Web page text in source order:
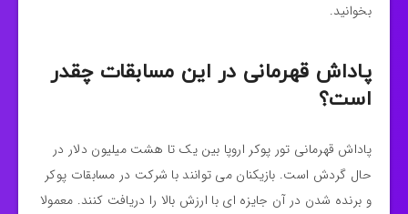
بخوانید.
پاداش قهرمانی در این مسابقات چقدر
است؟
پاداش قهرمانی تور پوکر اروپا بین یک تا هشت میلیون دلار در
حال گردش است. بازیکنان می توانند با شرکت در مسابقات پوکر
و برنده شدن در آن جایزه ای با ارزش بالا را دریافت کنند. معمولا